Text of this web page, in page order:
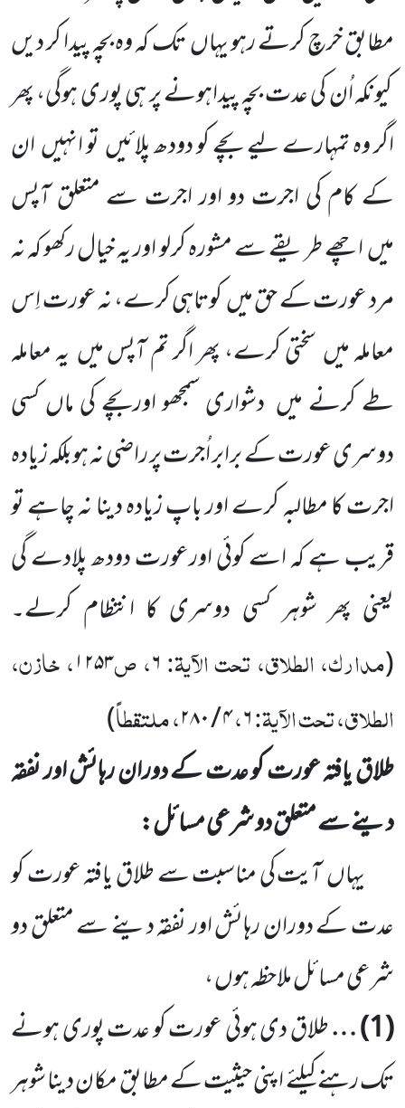
مطابق خرچ کرتے رہو یہاںتک کہ وہ بچہ پیدا کر دیں
کیونکہ اُن کی عدت بچہ پیداہونے پر ہی پوری ہوگی، پھر
اگر وہ تمہارے لیے بچے کو دودھ پلائیںتو انہیںان
کے کام کی اجرت دو اور اجرت سے متعلق آپس
میںاچھے طریقے سے مشورہ کرلو اور یہ خیال رکھو کہ نہ
مرد عورت کے حق میںکوتاہی کرے، نہ عورت اِس
معاملہ میں سختی کرے، پھر اگر تم آپس میں یہ معاملہ
طے کرنے میں دشواری سمجھو اوربچے کی ماں کسی
دوسری عورت کے برابر اُجرت پر راضی نہ ہوبلکہ زیادہ
اجرت کا مطالبہ کرے اور باپ زیادہ دینا نہ چاہے تو
قریب ہے کہ اسے کوئی اورعورت دودھ پلادے گی
یعنی پھر شوہر کسی دوسری کا انتظام کرلے۔
(مدارک، الطلاق، تحت الآیۃ:۶، ص۱۲۵۳، خازن،
الطلاق، تحت الآیۃ:۶،۴/۲۸۰، ملتقطاً)
طلاق یافتہ عورت کو عدت کے دوران رہائش اور نفقہ
دینے سے متعلق دو شرعی مسائل:
یہاںآیت کی مناسبت سے طلاق یافتہ عورت کو
عدت کے دوران رہائش اور نفقہ دینے سے متعلق دو
شرعی مسائل ملاحظہ ہوں ،
(
1
) …طلاق دی ہوئی عورت کو عدت پوری ہونے
تک رہنے کیلئے اپنی حیثیت کے مطابق مکان دینا شوہر